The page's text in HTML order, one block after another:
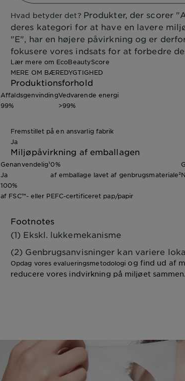
Hvad betyder det? Produkter, der scorer
deres kategori for at have en lavere
"E", har en højere påvirkning og er
fokusere vores indsats for at forbedre
Lær mere om EcoBeautyScore
MERE OM BÆREDYGTIGHED
Produktionsforhold
Affaldsgenvinding
99%
Vedvarende energi
>99%
Fremstillet på en ansvarlig fabrik
Ja
Miljøpåvirkning af emballagen
Genanvendelig¹
Ja
0%
af emballage lavet af genbrugsmateriale²
100%
af FSC™- eller PEFC-certificeret pap/papir
Footnotes
(1) Ekskl. lukkemekanisme
(2) Genbrugsanvisninger kan variere
Opdag vores evalueringsmetodologi og find ud af
reducere vores indvirkning på miljøet sammen.